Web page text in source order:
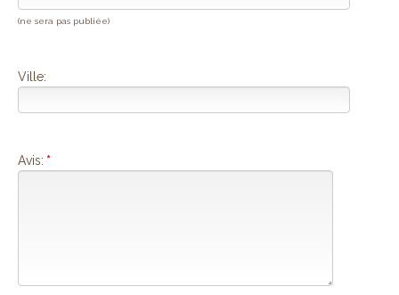
(ne sera pas publiée)
Ville:
Avis: *